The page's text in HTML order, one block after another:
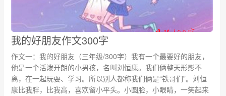
我的好朋友作文300字
作文一：我的好朋友（三年级/300字）我有一个最要好的朋友，
他是一个活泼开朗的小男孩，名叫刘恒康。我们俩整天形影不
离，在一起玩耍、学习。所以别人都称我们俩是“铁哥们”。刘恒
康比我胖，比我高，喜欢留小平头。小圆脸，小眼睛，一笑起来